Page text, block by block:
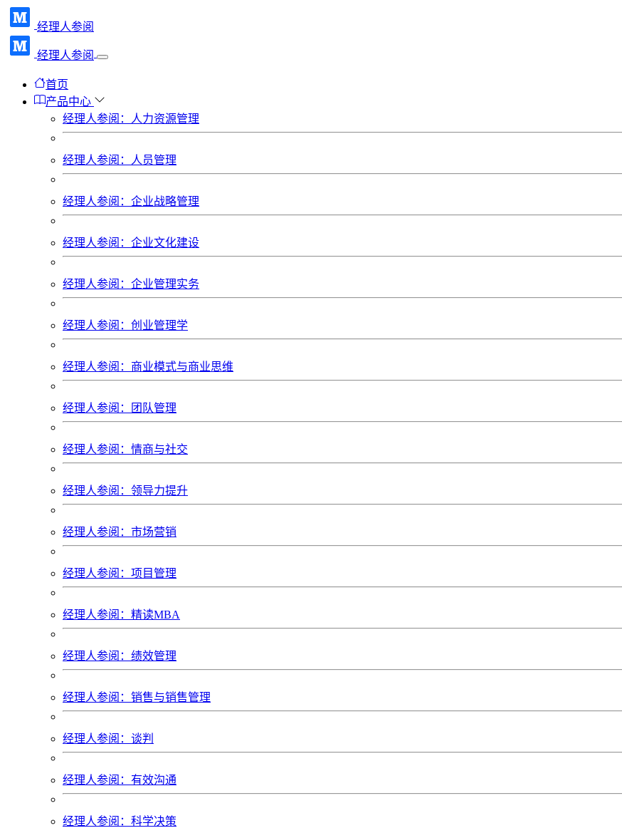
经理人参阅
经理人参阅
首页
产品中心
经理人参阅：人力资源管理
经理人参阅：人员管理
经理人参阅：企业战略管理
经理人参阅：企业文化建设
经理人参阅：企业管理实务
经理人参阅：创业管理学
经理人参阅：商业模式与商业思维
经理人参阅：团队管理
经理人参阅：情商与社交
经理人参阅：领导力提升
经理人参阅：市场营销
经理人参阅：项目管理
经理人参阅：精读MBA
经理人参阅：绩效管理
经理人参阅：销售与销售管理
经理人参阅：谈判
经理人参阅：有效沟通
经理人参阅：科学决策